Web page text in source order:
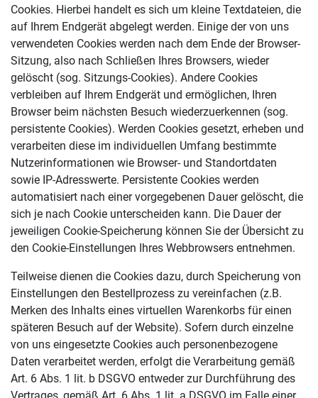
Cookies. Hierbei handelt es sich um kleine Textdateien, die
auf Ihrem Endgerät abgelegt werden. Einige der von uns
verwendeten Cookies werden nach dem Ende der Browser-
Sitzung, also nach Schließen Ihres Browsers, wieder
gelöscht (sog. Sitzungs-Cookies). Andere Cookies
verbleiben auf Ihrem Endgerät und ermöglichen, Ihren
Browser beim nächsten Besuch wiederzuerkennen (sog.
persistente Cookies). Werden Cookies gesetzt, erheben und
verarbeiten diese im individuellen Umfang bestimmte
Nutzerinformationen wie Browser- und Standortdaten
sowie IP-Adresswerte. Persistente Cookies werden
automatisiert nach einer vorgegebenen Dauer gelöscht, die
sich je nach Cookie unterscheiden kann. Die Dauer der
jeweiligen Cookie-Speicherung können Sie der Übersicht zu
den Cookie-Einstellungen Ihres Webbrowsers entnehmen.
Teilweise dienen die Cookies dazu, durch Speicherung von
Einstellungen den Bestellprozess zu vereinfachen (z.B.
Merken des Inhalts eines virtuellen Warenkorbs für einen
späteren Besuch auf der Website). Sofern durch einzelne
von uns eingesetzte Cookies auch personenbezogene
Daten verarbeitet werden, erfolgt die Verarbeitung gemäß
Art. 6 Abs. 1 lit. b DSGVO entweder zur Durchführung des